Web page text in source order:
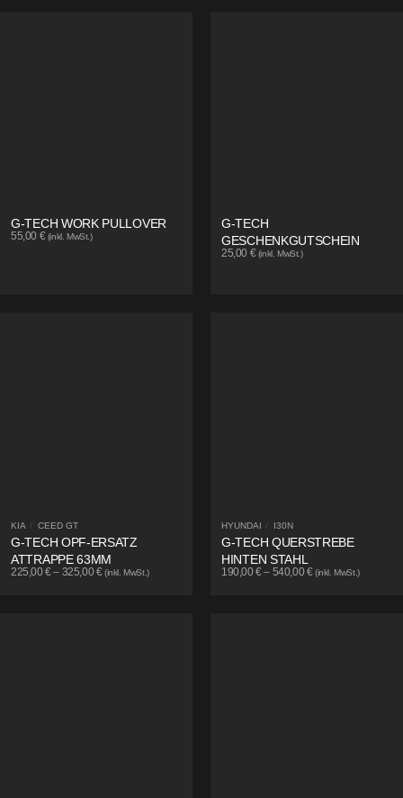
G-TECH WORK PULLOVER
55,00 € (inkl. MwSt.)
G-TECH
GESCHENKGUTSCHEIN
25,00 € (inkl. MwSt.)
KIA / CEED GT
G-TECH OPF-ERSATZ
ATTRAPPE 63MM
225,00€– 325,00€ (inkl. MwSt.)
HYUNDAI / I30N
G-TECH QUERSTREBE
HINTEN STAHL
190,00€– 540,00€ (inkl. MwSt.)